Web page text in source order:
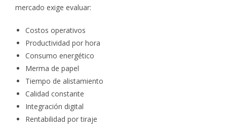
mercado exige evaluar:
Costos operativos
Productividad por hora
Consumo energético
Merma de papel
Tiempo de alistamiento
Calidad constante
Integración digital
Rentabilidad por tiraje